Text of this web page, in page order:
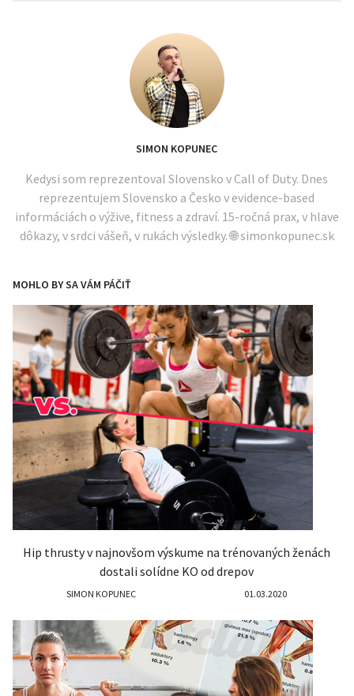
SIMON KOPUNEC
Kedysi som reprezentoval Slovensko v Call of Duty. Dnes
reprezentujem Slovensko a Česko v evidence-based
informáciách o výžive, fitness a zdraví. 15-ročná prax, v hlave
dôkazy, v srdci vášeň, v rukách výsledky. 🌐 simonkopunec.sk
MOHLO BY SA VÁM PÁČIŤ
Hip thrusty v najnovšom výskume na trénovaných ženách
dostali solídne KO od drepov
SIMON KOPUNEC 01.03.2020